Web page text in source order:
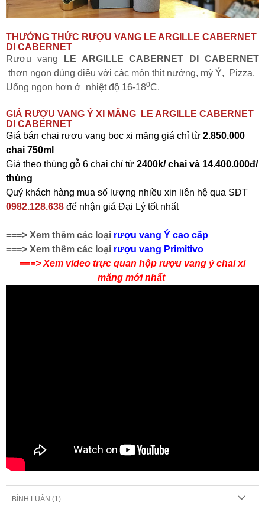
THƯỞNG THỨC RƯỢU VANG LE ARGILLE CABERNET
DI CABERNET
Rượu vang
LE ARGILLE CABERNET DI CABERNET
thơn ngon đúng điệu với các món thịt nướng, mỳ Ý, Pizza.
Uống ngon hơn ở nhiệt độ 16-180C.
GIÁ RƯỢU VANG Ý XI MĂNG
LE ARGILLE CABERNET
DI CABERNET
Giá bán chai rượu vang bọc xi măng giá chỉ từ 2.850.000
chai 750ml
Giá theo thùng gỗ 6 chai chỉ từ 2400k/ chai và 14.400.000đ/
thùng
Quý khách hàng mua số lượng nhiều xin liên hệ qua SĐT
0982.128.638 để nhận giá Đại Lý tốt nhất
===> Xem thêm các loại rượu vang Ý cao cấp
===> Xem thêm các loại rượu vang Primitivo
===> Xem video trực quan hộp rượu vang ý chai xi
măng mới nhất
BÌNH LUẬN (1 )